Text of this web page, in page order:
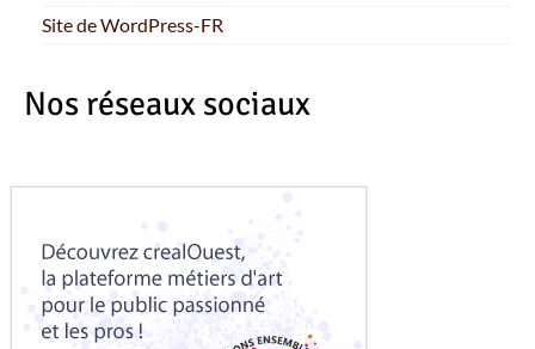
Site de WordPress-FR
Nos réseaux sociaux